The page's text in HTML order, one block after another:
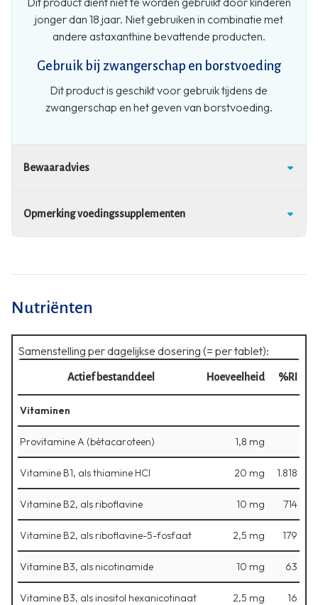
jonger dan 18 jaar. Niet gebruiken in combinatie met
andere astaxanthine bevattende producten.
Gebruik bij zwangerschap en borstvoeding
Dit product is geschikt voor gebruik tijdens de
zwangerschap en het geven van borstvoeding.
Bewaaradvies
Opmerking voedingssupplementen
Nutriënten
Samenstelling per dagelijkse dosering (= per tablet):
Actief bestanddeel Hoeveelheid %RI
Vitaminen
Provitamine A (bètacaroteen) 1,8 mg
Vitamine B1, als thiamine HCl 20 mg 1.818
Vitamine B2, als riboflavine 10 mg 714
Vitamine B2, als riboflavine-5-fosfaat 2,5 mg 179
Vitamine B3, als nicotinamide 10 mg 63
Vitamine B3, als inositol hexanicotinaat 2,5 mg 16